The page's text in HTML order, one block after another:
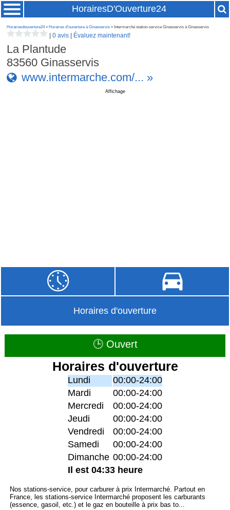
HorairesD'Ouverture24
Horairesdouverture24» Horaires d'ouverture à Ginasservis » Intermarché station-service Ginasservis à Ginasservis
|0 avis Évaluez maintenant!
La Plantude
83560 Ginasservis
www.intermarche.com/... »
Affichage
Horaires d'ouverture
🕒 Ouvert
Horaires d'ouverture
Lundi
00:00-24:00
Mardi
00:00-24:00
Mercredi
00:00-24:00
Jeudi
00:00-24:00
Vendredi
00:00-24:00
Samedi
00:00-24:00
Dimanche 00:00-24:00
Il est 04:33 heure
Nos stations-service, pour carburer à prix Intermarché. Partout en
France, les stations-service Intermarché proposent les carburants
(essence, gasoil, etc.) et le gaz en bouteille à prix bas to...